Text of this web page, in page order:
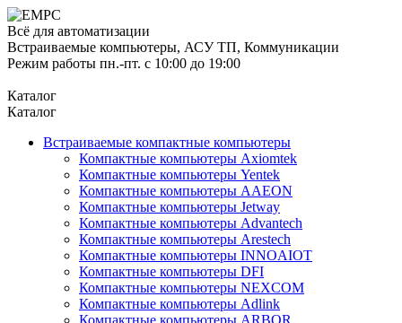
Всё для автоматизации
Встраиваемые компьютеры, АСУ ТП, Коммуникации
Режим работы пн.-пт. с 10:00 до 19:00
Каталог
Каталог
Встраиваемые компактные компьютеры
Компактные компьютеры Axiomtek
Компактные компьютеры Yentek
Компактные компьютеры AAEON
Компактные компьютеры Jetway
Компактные компьютеры Advantech
Компактные компьютеры Arestech
Компактные компьютеры INNOAIOT
Компактные компьютеры DFI
Компактные компьютеры NEXCOM
Компактные компьютеры Adlink
Компактные компьютеры ARBOR